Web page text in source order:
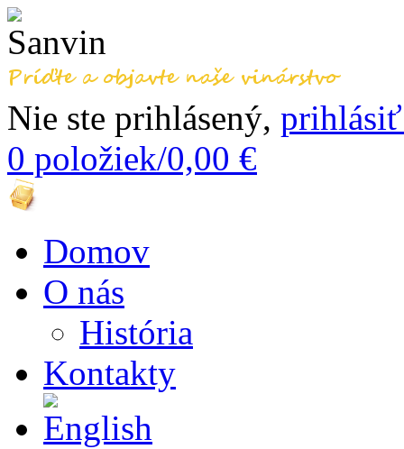
Nie ste prihlásený, prihlásiť
0 položiek/0,00 €
Domov
O nás
História
Kontakty